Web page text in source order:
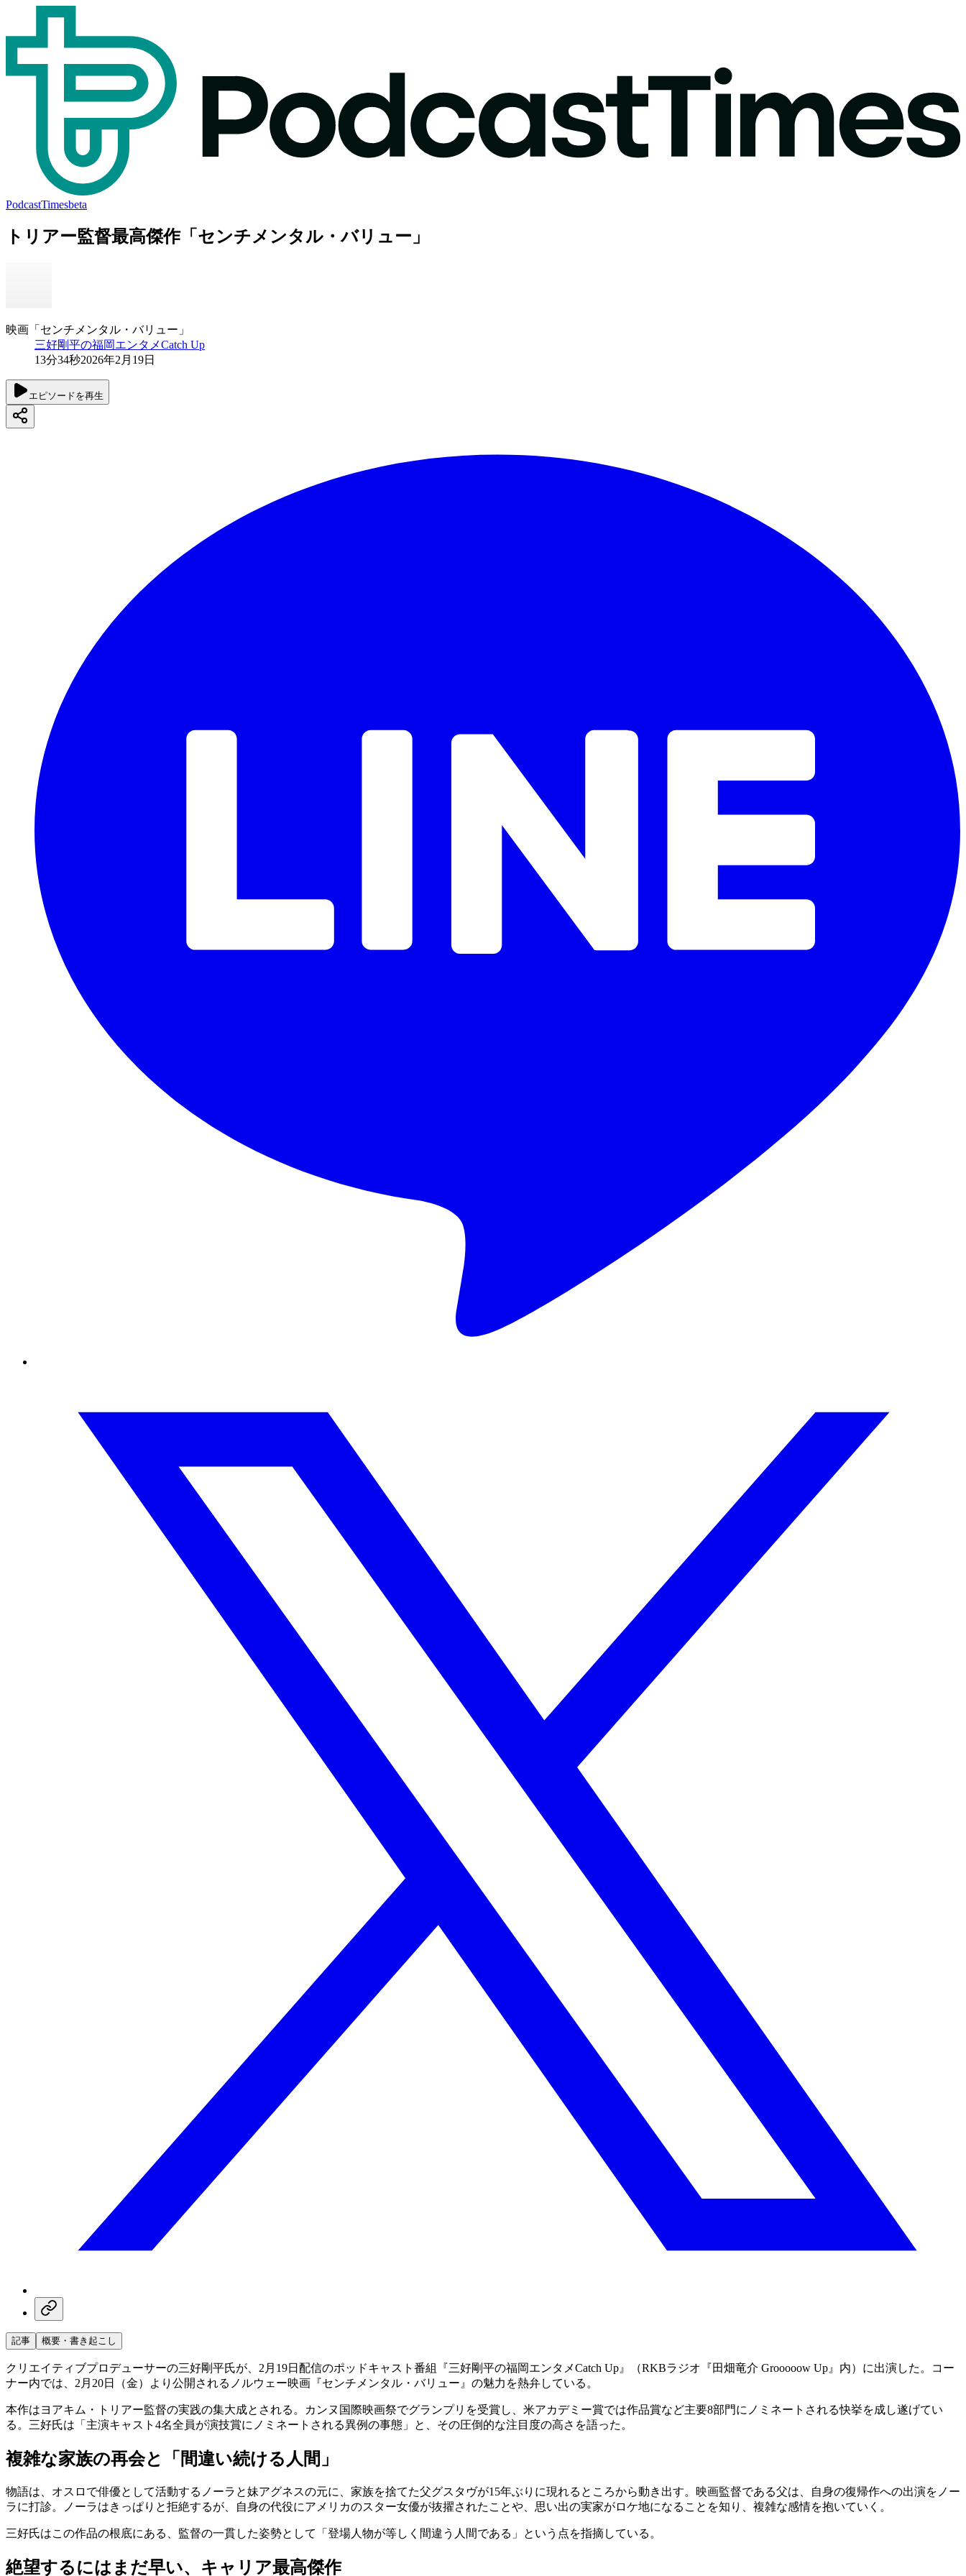
PodcastTimesbeta
トリアー監督最高傑作「センチメンタル・バリュー」
映画「センチメンタル・バリュー」
三好剛平の福岡エンタメCatch Up
13分34秒2026年2月19日
エピソードを再生
記事 概要・書き起こし
クリエイティブプロデューサーの三好剛平氏が、2月19日配信のポッドキャスト番組『三好剛平の福岡エンタメCatch Up』（RKBラジオ『田畑竜介 Grooooow Up』内）に出演した。コー
ナー内では、2月20日（金）より公開されるノルウェー映画『センチメンタル・バリュー』の魅力を熱弁している。
本作はヨアキム・トリアー監督の実践の集大成とされる。カンヌ国際映画祭でグランプリを受賞し、米アカデミー賞では作品賞など主要8部門にノミネートされる快挙を成し遂げてい
る。三好氏は「主演キャスト4名全員が演技賞にノミネートされる異例の事態」と、その圧倒的な注目度の高さを語った。
複雑な家族の再会と「間違い続ける人間」
物語は、オスロで俳優として活動するノーラと妹アグネスの元に、家族を捨てた父グスタヴが15年ぶりに現れるところから動き出す。映画監督である父は、自身の復帰作への出演をノー
ラに打診。ノーラはきっぱりと拒絶するが、自身の代役にアメリカのスター女優が抜擢されたことや、思い出の実家がロケ地になることを知り、複雑な感情を抱いていく。
三好氏はこの作品の根底にある、監督の一貫した姿勢として「登場人物が等しく間違う人間である」という点を指摘している。
絶望するにはまだ早い、キャリア最高傑作